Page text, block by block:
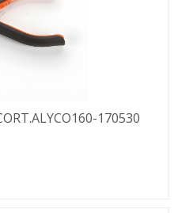
170530